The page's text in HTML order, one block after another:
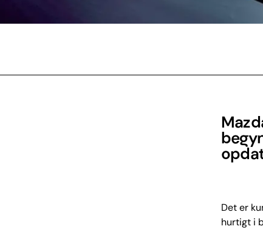
Det er
hurtigt i